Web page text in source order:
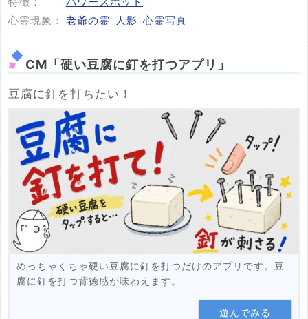
心霊現象： 老爺の霊 人影 心霊写真
CM「硬い豆腐に釘を打つアプリ」
豆腐に釘を打ちたい！
めっちゃくちゃ硬い豆腐に釘を打つだけのアプリです。豆
腐に釘を打つ背徳感が味わえます。
遊んでみる